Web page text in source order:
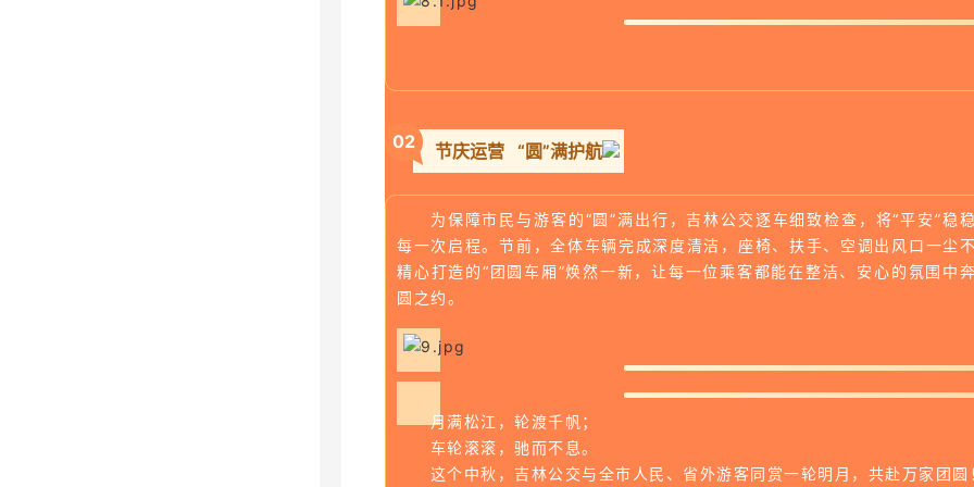
02 节庆运营 “圆”满护航
为保障市民与游客的“圆”满出行，吉林公交逐车细致检查，将“平安”稳
每一次启程。节前，全体车辆完成深度清洁，座椅、扶手、空调出风口一尘
精心打造的“团圆车厢”焕然一新，让每一位乘客都能在整洁、安心的氛围中
圆之约。
月满松江，轮渡千帆；
车轮滚滚，驰而不息。
这个中秋，吉林公交与全市人民、省外游客同赏一轮明月，共赴万家团圆